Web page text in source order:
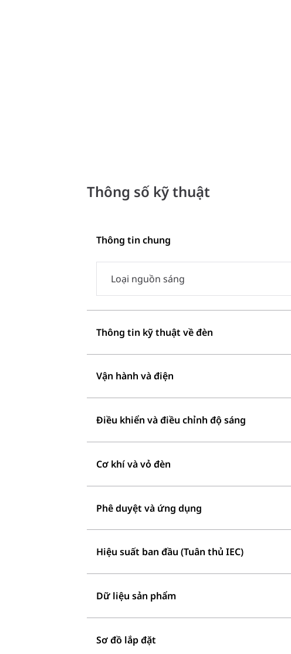
Thông số kỹ thuật
Thông tin chung
Loại nguồn sáng
Thông tin kỹ thuật về đèn
Vận hành và điện
Điều khiển và điều chỉnh độ sáng
Cơ khí và vỏ đèn
Phê duyệt và ứng dụng
Hiệu suất ban đầu (Tuân thủ IEC)
Dữ liệu sản phẩm
Sơ đồ lắp đặt